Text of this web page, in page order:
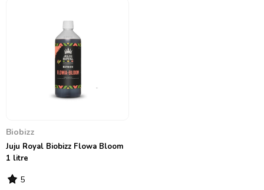
Her litre suya yaklaşık olarak 2-4 ml Biobizz Flowa Bloom ekleyerek
bitkilerinize verebilirsiniz. En iyi sonuçlar için ürünün kullanım talimatını
dikkatlice okuyun.
Biobizz
Juju Royal Biobizz Flowa Bloom
1 litre
5